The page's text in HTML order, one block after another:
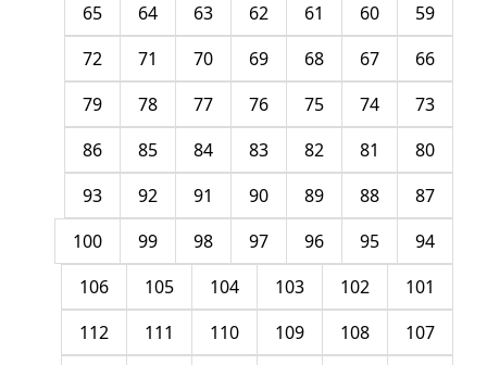
59
60
61
62
63
64
65
66
67
68
69
70
71
72
73
74
75
76
77
78
79
80
81
82
83
84
85
86
87
88
89
90
91
92
93
94
95
96
97
98
99
100
101
102
103
104
105
106
107
108
109
110
111
112